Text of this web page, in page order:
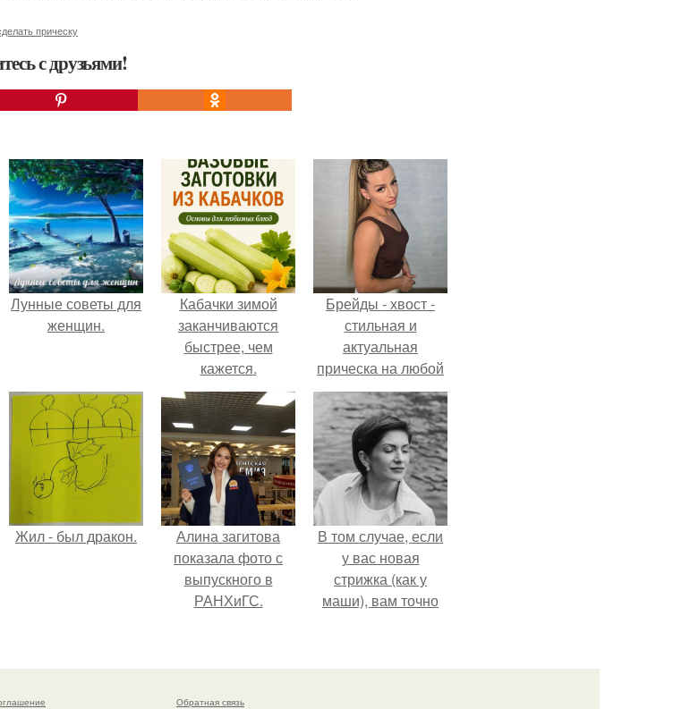
прическу
с друзьями!
Лунные советы для
женщин.
Кабачки зимой
заканчиваются
быстрее, чем
кажется.
Брейды - хвост -
стильная и
актуальная
прическа на любой
случай.
Жил - был дракон.
Алина загитова
показала фото с
выпускного в
РАНХиГС.
В том случае, если
у вас новая
стрижка (как у
маши), вам точно
Обратная связь